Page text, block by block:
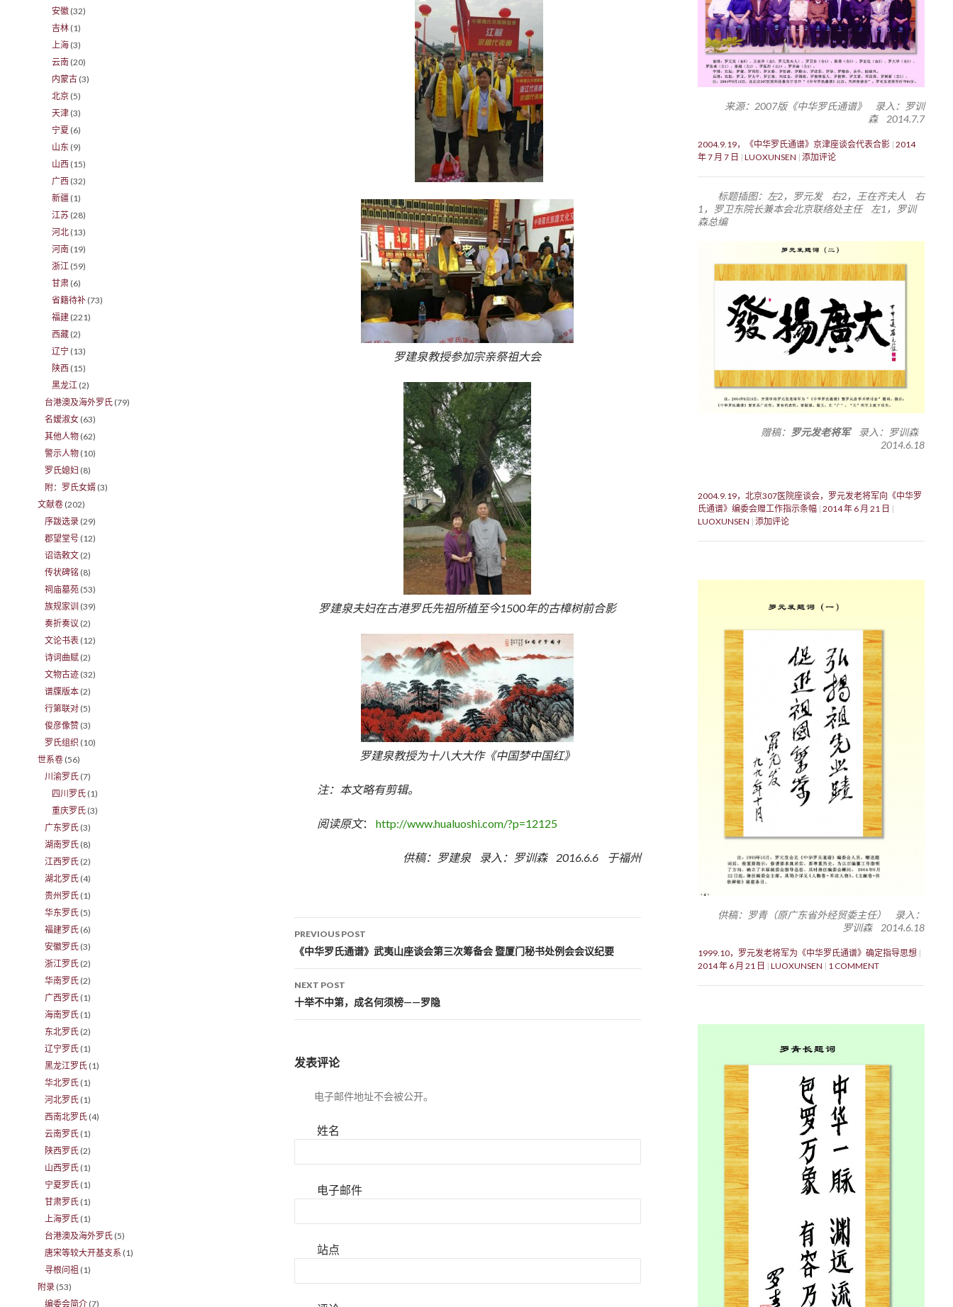
罗建泉教授参加宗亲祭祖大会
罗建泉夫妇在古港罗氏先祖所植至今1500年的古樟树前合影
罗建泉教授为十八大大作《中国梦中国红》
注：本文略有剪辑。
阅读原文： http://www.hualuoshi.com/?p=12125
供稿：罗建泉 录入：罗训森 2016.6.6 于福州
Post navigation
PREVIOUS POST
《中华罗氏通谱》武夷山座谈会第三次筹备会 暨厦门秘书处例会会议纪要
NEXT POST
十举不中第，成名何须榜——罗隐
发表评论
电子邮件地址不会被公开。
姓名
电子邮件
站点
来源：2007版《中华罗氏通谱》 录入：罗训
森 2014.7.7
2004.9.19，《中华罗氏通谱》京津座谈会代表合影 2014
年 7 月 7 日
LUOXUNSEN 添加评论
标题插图：左2，罗元发 右2，王在齐夫人 右
1，罗卫东院长兼本会北京联络处主任 左1，罗训
森总编
赠稿： 罗元发老将军录入：罗训森
2014.6.18
2004.9.19，北京307医院座谈会，罗元发老将军向《中华罗
氏通谱》编委会赠工作指示条幅 2014 年 6 月 21 日
LUOXUNSEN 添加评论
供稿：罗青（原广东省外经贸委主任） 录入：
罗训森 2014.6.18
1999.10，罗元发老将军为《中华罗氏通谱》确定指导思想
2014 年 6 月 21 日
LUOXUNSEN 1 COMMENT
安徽 (32)
吉林 (1)
上海 (3)
云南 (20)
内蒙古 (3)
北京 (5)
天津 (3)
宁夏 (6)
山东 (9)
山西 (15)
广西 (32)
新疆 (1)
江苏 (28)
河北 (13)
河南 (19)
浙江 (59)
甘肃 (6)
省籍待补 (73)
福建 (221)
西藏 (2)
辽宁 (13)
陕西 (15)
黑龙江 (2)
台港澳及海外罗氏 (79)
名嫒淑女 (63)
其他人物 (62)
警示人物 (10)
罗氏媳妇 (8)
附：罗氏女婿 (3)
文献卷 (202)
序跋选录 (29)
郡望堂号 (12)
诏诰敕文 (2)
传状碑铭 (8)
祠庙墓苑 (53)
族规家训 (39)
奏折奏议 (2)
文论书表 (12)
诗词曲赋 (2)
文物古迹 (32)
谱牒版本 (2)
行第联对 (5)
俊彦像赞 (3)
罗氏组织 (10)
世系卷 (56)
川渝罗氏 (7)
四川罗氏 (1)
重庆罗氏 (3)
广东罗氏 (3)
湖南罗氏 (8)
江西罗氏 (2)
湖北罗氏 (4)
贵州罗氏 (1)
华东罗氏 (5)
福建罗氏 (6)
安徽罗氏 (3)
浙江罗氏 (2)
华南罗氏 (2)
广西罗氏 (1)
海南罗氏 (1)
东北罗氏 (2)
辽宁罗氏 (1)
黑龙江罗氏 (1)
华北罗氏 (1)
河北罗氏 (1)
西南北罗氏 (4)
云南罗氏 (1)
陕西罗氏 (2)
山西罗氏 (1)
宁夏罗氏 (1)
甘肃罗氏 (1)
上海罗氏 (1)
台港澳及海外罗氏 (5)
唐宋等较大开基支系 (1)
寻根问祖 (1)
附录 (53)
编委会简介 (7)